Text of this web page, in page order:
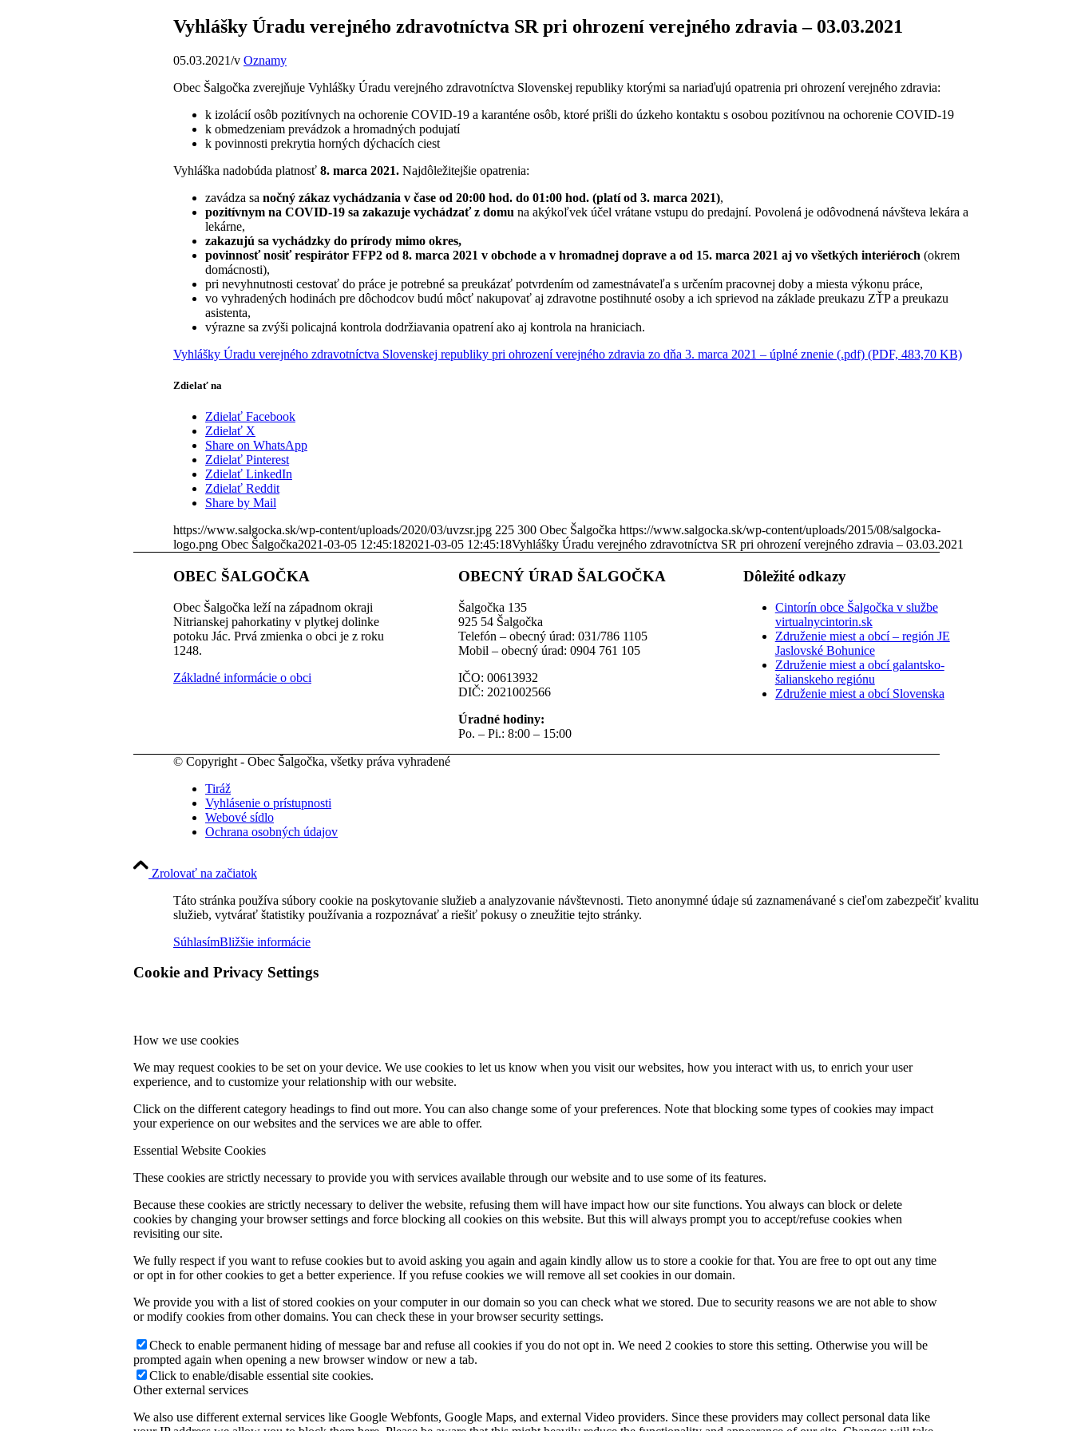
Vyhlášky Úradu verejného zdravotníctva SR pri ohrození verejného zdravia – 03.03.2021
05.03.2021/v Oznamy
Obec Šalgočka zverejňuje Vyhlášky Úradu verejného zdravotníctva Slovenskej republiky ktorými sa nariaďujú opatrenia pri ohrození verejného zdravia:
k izolácií osôb pozitívnych na ochorenie COVID-19 a karanténe osôb, ktoré prišli do úzkeho kontaktu s osobou pozitívnou na ochorenie COVID-19
k obmedzeniam prevádzok a hromadných podujatí
k povinnosti prekrytia horných dýchacích ciest
Vyhláška nadobúda platnosť 8. marca 2021. Najdôležitejšie opatrenia:
zavádza sa nočný zákaz vychádzania v čase od 20:00 hod. do 01:00 hod. (platí od 3. marca 2021),
pozitívnym na COVID-19 sa zakazuje vychádzať z domu na akýkoľvek účel vrátane vstupu do predajní. Povolená je odôvodnená návšteva lekára a
lekárne,
zakazujú sa vychádzky do prírody mimo okres,
povinnosť nosiť respirátor FFP2 od 8. marca 2021 v obchode a v hromadnej doprave a od 15. marca 2021 aj vo všetkých interiéroch (okrem
domácnosti),
pri nevyhnutnosti cestovať do práce je potrebné sa preukázať potvrdením od zamestnávateľa s určením pracovnej doby a miesta výkonu práce,
vo vyhradených hodinách pre dôchodcov budú môcť nakupovať aj zdravotne postihnuté osoby a ich sprievod na základe preukazu ZŤP a preukazu
asistenta,
výrazne sa zvýši policajná kontrola dodržiavania opatrení ako aj kontrola na hraniciach.
Vyhlášky Úradu verejného zdravotníctva Slovenskej republiky pri ohrození verejného zdravia zo dňa 3. marca 2021 – úplné znenie (.pdf) (PDF, 483,70 KB)
Zdielať na
Zdielať Facebook
Zdielať X
Share on WhatsApp
Zdielať Pinterest
Zdielať LinkedIn
Zdielať Reddit
Share by Mail
https://www.salgocka.sk/wp-content/uploads/2020/03/uvzsr.jpg 225 300 Obec Šalgočka https://www.salgocka.sk/wp-content/uploads/2015/08/salgocka-
logo.png Obec Šalgočka2021-03-05 12:45:182021-03-05 12:45:18Vyhlášky Úradu verejného zdravotníctva SR pri ohrození verejného zdravia – 03.03.2021
OBEC ŠALGOČKA
Obec Šalgočka leží na západnom okraji
Nitrianskej pahorkatiny v plytkej dolinke
potoku Jác. Prvá zmienka o obci je z roku
1248.
Základné informácie o obci
OBECNÝ ÚRAD ŠALGOČKA
Šalgočka 135
925 54 Šalgočka
Telefón – obecný úrad: 031/786 1105
Mobil – obecný úrad: 0904 761 105
IČO: 00613932
DIČ: 2021002566
Úradné hodiny:
Po. – Pi.: 8:00 – 15:00
Dôležité odkazy
Cintorín obce Šalgočka v službe
virtualnycintorin.sk
Združenie miest a obcí – región JE
Jaslovské Bohunice
Združenie miest a obcí galantsko-
šalianskeho regiónu
Združenie miest a obcí Slovenska
© Copyright - Obec Šalgočka, všetky práva vyhradené
Tiráž
Vyhlásenie o prístupnosti
Webové sídlo
Ochrana osobných údajov
Zrolovať na začiatok
Táto stránka používa súbory cookie na poskytovanie služieb a analyzovanie návštevnosti. Tieto anonymné údaje sú zaznamenávané s cieľom zabezpečiť kvalitu
služieb, vytvárať štatistiky používania a rozpoznávať a riešiť pokusy o zneužitie tejto stránky.
SúhlasímBližšie informácie
Cookie and Privacy Settings
How we use cookies
We may request cookies to be set on your device. We use cookies to let us know when you visit our websites, how you interact with us, to enrich your user
experience, and to customize your relationship with our website.
Click on the different category headings to find out more. You can also change some of your preferences. Note that blocking some types of cookies may impact
your experience on our websites and the services we are able to offer.
Essential Website Cookies
These cookies are strictly necessary to provide you with services available through our website and to use some of its features.
Because these cookies are strictly necessary to deliver the website, refusing them will have impact how our site functions. You always can block or delete
cookies by changing your browser settings and force blocking all cookies on this website. But this will always prompt you to accept/refuse cookies when
revisiting our site.
We fully respect if you want to refuse cookies but to avoid asking you again and again kindly allow us to store a cookie for that. You are free to opt out any time
or opt in for other cookies to get a better experience. If you refuse cookies we will remove all set cookies in our domain.
We provide you with a list of stored cookies on your computer in our domain so you can check what we stored. Due to security reasons we are not able to show
or modify cookies from other domains. You can check these in your browser security settings.
Check to enable permanent hiding of message bar and refuse all cookies if you do not opt in. We need 2 cookies to store this setting. Otherwise you will be
prompted again when opening a new browser window or new a tab.
Click to enable/disable essential site cookies.
Other external services
We also use different external services like Google Webfonts, Google Maps, and external Video providers. Since these providers may collect personal data like